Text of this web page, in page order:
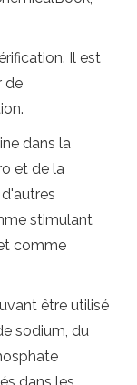
Il est
de
dans la
et de la
stimulant
comme
être utilisé
sodium, du
dans les